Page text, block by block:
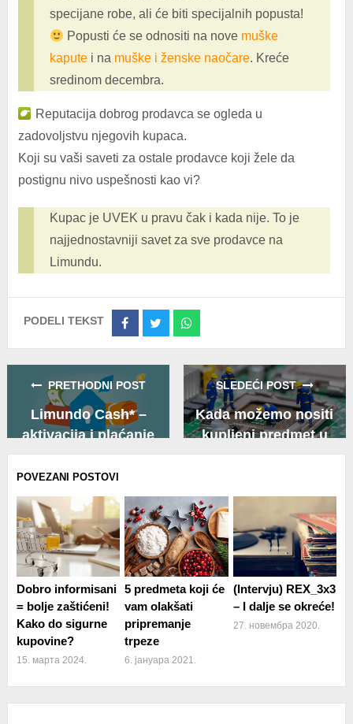
specijane robe, ali će biti specijalnih popusta!
Popusti će se odnositi na nove muške
kaputei na muške i ženske naočare. Kreće
sredinom decembra.
Reputacija dobrog prodavca se ogleda u
zadovoljstvu njegovih kupaca.
Koji su vaši saveti za ostale prodavce koji žele da
postignu nivo uspešnosti kao vi?
Kupac je UVEK u pravu čak i kada nije. To je
najjednostavniji savet za sve prodavce na
Limundu.
PODELI TEKST
Share
Facebook
Share
Twitter
Share
Whatsapp
PRETHODNI POST
Limundo Cash* –
aktivacija i plaćanje
SLEDEĆI POST
Kada možemo nositi
kupljeni predmet u
servis?
POVEZANI POSTOVI
Dobro informisani
= bolje zaštićeni!
Kako do sigurne
kupovine?
15. марта 2024.
5 predmeta koji će
vam olakšati
pripremanje
trpeze
6. јануара 2021.
(Intervju) REX_3x3
– I dalje se okreće!
27. новембра 2020.